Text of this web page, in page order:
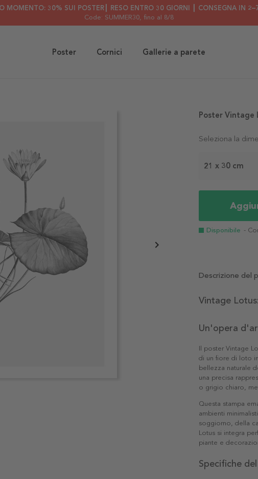
MOMENTO: 30% SUI POSTER┃ RESO ENTRO 30 GIORNI ┃ CONSEGNA IN
Code: SUMMER30, fino al 8/8
Poster Cornici Gallerie a parete
Seleziona la
21 x 30 cm
Disponibile -
Poster Vintage
Descrizione del
Vintage
Un'opera
Il poster Vintage
di un fiore di loto
bellezza naturale
una precisa
o grigio chiaro,
Questa stampa
ambienti
soggiorno, della
Lotus si integra
piante e
Specifiche